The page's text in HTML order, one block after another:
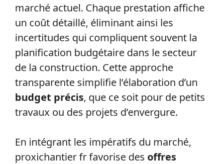
marché actuel. Chaque prestation affiche
un coût détaillé, éliminant ainsi les
incertitudes qui compliquent souvent la
planification budgétaire dans le secteur
de la construction. Cette approche
transparente simplifie l’élaboration d’un
budget précis, que ce soit pour de petits
travaux ou des projets d’envergure.
En intégrant les impératifs du marché,
proxichantier fr favorise des offres